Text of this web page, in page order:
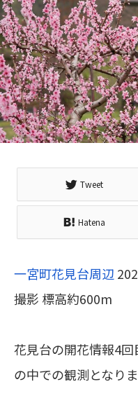
Tweet
Hatena
一宮町花見台周辺
撮影 標高約600m
花見台の開花情報4
の中での観測となりま